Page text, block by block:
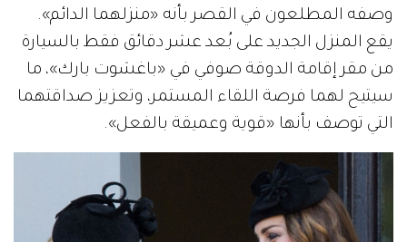
وصفه المطلعون في القصر بأنه «منزلهما الدائم».
يقع المنزل الجديد على بُعد عشر دقائق فقط بالسيارة
من مقر إقامة الدوقة صوفي في «باغشوت بارك»، ما
سيتيح لهما فرصة اللقاء المستمر، وتعزيز صداقتهما
التي توصف بأنها «قوية وعميقة بالفعل».